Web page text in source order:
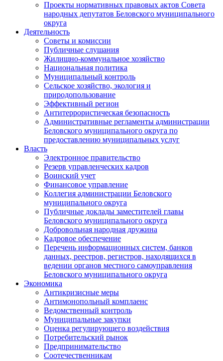
Проекты нормативных правовых актов Совета
народных депутатов Беловского муниципального
округа
Деятельность
Советы и комиссии
Публичные слушания
Жилищно-коммунальное хозяйство
Национальная политика
Муниципальный контроль
Сельское хозяйство, экология и
природопользование
Эффективный регион
Антитеррористическая безопасность
Административные регламенты администрации
Беловского муниципального округа по
предоставлению муниципальных услуг
Власть
Электронное правительство
Резерв управленческих кадров
Воинский учет
Финансовое управление
Коллегия администрации Беловского
муниципального округа
Публичные доклады заместителей главы
Беловского муниципального округа
Добровольная народная дружина
Кадровое обеспечение
Перечень информационных систем, банков
данных, реестров, регистров, находящихся в
ведении органов местного самоуправления
Беловского муниципального округа
Экономика
Антикризисные меры
Антимонопольный комплаенс
Ведомственный контроль
Муниципальные закупки
Оценка регулирующего воздействия
Потребительский рынок
Предпринимательство
Соотечественникам